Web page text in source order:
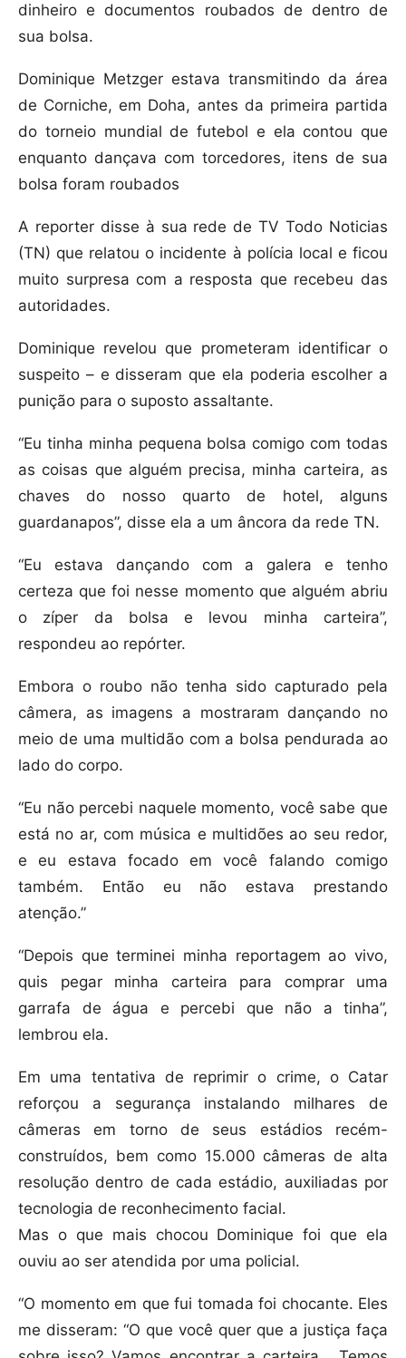
dinheiro e documentos roubados de dentro de
sua bolsa.
Dominique Metzger estava transmitindo da área
de Corniche, em Doha, antes da primeira partida
do torneio mundial de futebol e ela contou que
enquanto dançava com torcedores, itens de sua
bolsa foram roubados
A reporter disse à sua rede de TV Todo Noticias
(TN) que relatou o incidente à polícia local e ficou
muito surpresa com a resposta que recebeu das
autoridades.
Dominique revelou que prometeram identificar o
suspeito – e disseram que ela poderia escolher a
punição para o suposto assaltante.
“Eu tinha minha pequena bolsa comigo com todas
as coisas que alguém precisa, minha carteira, as
chaves do nosso quarto de hotel, alguns
guardanapos”, disse ela a um âncora da rede TN.
“Eu estava dançando com a galera e tenho
certeza que foi nesse momento que alguém abriu
o zíper da bolsa e levou minha carteira”,
respondeu ao repórter.
Embora o roubo não tenha sido capturado pela
câmera, as imagens a mostraram dançando no
meio de uma multidão com a bolsa pendurada ao
lado do corpo.
“Eu não percebi naquele momento, você sabe que
está no ar, com música e multidões ao seu redor,
e eu estava focado em você falando comigo
também. Então eu não estava prestando
atenção.”
“Depois que terminei minha reportagem ao vivo,
quis pegar minha carteira para comprar uma
garrafa de água e percebi que não a tinha”,
lembrou ela.
Em uma tentativa de reprimir o crime, o Catar
reforçou a segurança instalando milhares de
câmeras em torno de seus estádios recém-
construídos, bem como 15.000 câmeras de alta
resolução dentro de cada estádio, auxiliadas por
tecnologia de reconhecimento facial.
Mas o que mais chocou Dominique foi que ela
ouviu ao ser atendida por uma policial.
“O momento em que fui tomada foi chocante. Eles
me disseram: “O que você quer que a justiça faça